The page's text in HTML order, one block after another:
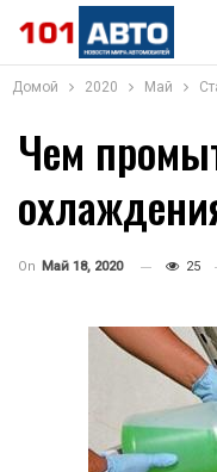
Домой 2020 Май
Чем
On Май 18, 2020 25